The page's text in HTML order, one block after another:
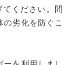
ください。間
劣化を防ぐこ